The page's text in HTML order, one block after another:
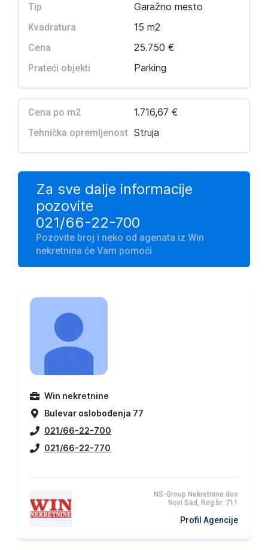
Tip Garažno mesto
Kvadratura 15 m2
Cena 25.750 €
Prateći objekti Parking
Cena po m2 1.716,67 €
Tehnička opremljenost Struja
Za sve dalje informacije
pozovite
021/66-22-700
Pozovite broj i neko od agenata iz Win
nekretnina će Vam pomoći
Win nekretnine
Bulevar oslobođenja 77
021/66-22-700
021/66-22-770
NS-Group Nekretnine doo
Novi Sad, Reg.br. 711
Profil Agencije